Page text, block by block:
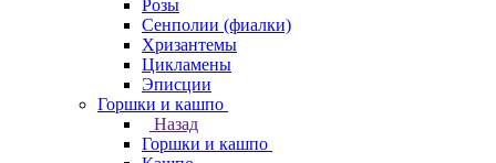
Розы
Сенполии (фиалки)
Хризантемы
Цикламены
Эписции
Горшки и кашпо
Назад
Горшки и кашпо